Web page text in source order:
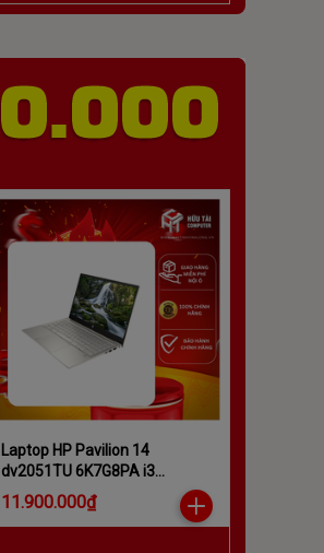
Laptop HP Pavilion 14
dv2051TU 6K7G8PA i3
1215U4GB256GB14FHDWin 11
11.900.000₫